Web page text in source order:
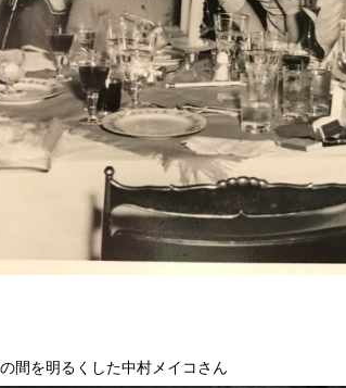
間を明るくした中村メイコさん